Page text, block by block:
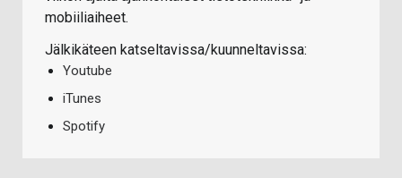
mobiiliaiheet.
Jälkikäteen katseltavissa/kuunneltavissa:
Youtube
iTunes
Spotify